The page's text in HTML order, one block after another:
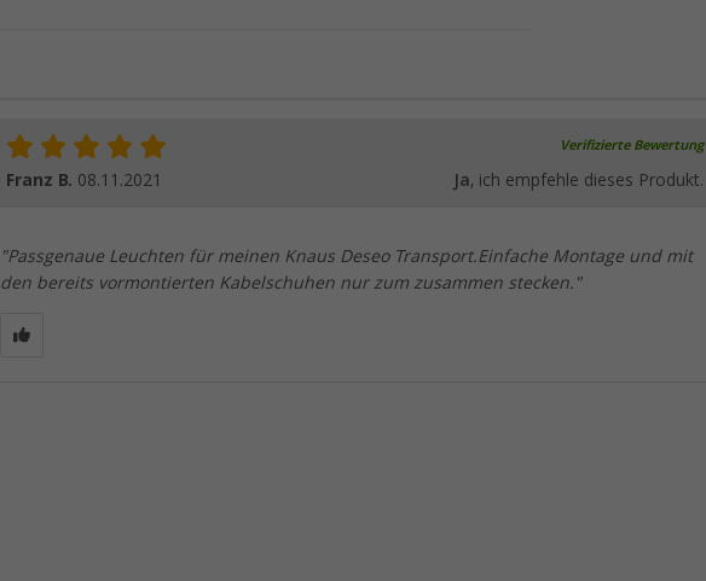
Verifizierte Bewertung
Franz B. 08.11.2021 Ja, ich empfehle dieses Produkt.
"Passgenaue Leuchten für meinen Knaus Deseo Transport.Einfache Montage und mit
den bereits vormontierten Kabelschuhen nur zum zusammen stecken."